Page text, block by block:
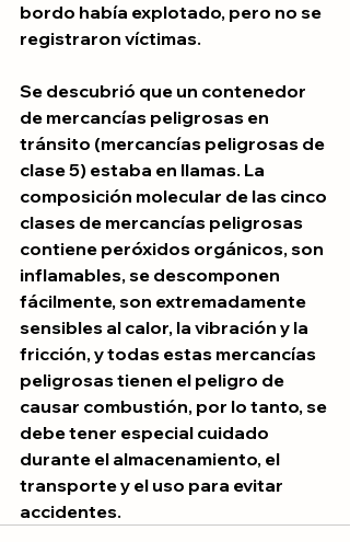
bordo había explotado, pero no se
registraron víctimas.
Se descubrió que un contenedor
de mercancías peligrosas en
tránsito (mercancías peligrosas de
clase 5) estaba en llamas. La
composición molecular de las cinco
clases de mercancías peligrosas
contiene peróxidos orgánicos, son
inflamables, se descomponen
fácilmente, son extremadamente
sensibles al calor, la vibración y la
fricción, y todas estas mercancías
peligrosas tienen el peligro de
causar combustión, por lo tanto, se
debe tener especial cuidado
durante el almacenamiento, el
transporte y el uso para evitar
accidentes.